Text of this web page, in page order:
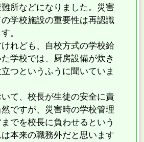
所などになりました。災害
学校施設の重要性は再認識
。
れども、自校方式の学校給
学校では、厨房設備が炊き
つというふうに聞いていま
て、校長が生徒の安全に責
ですが、災害時の学校管理
でを校長に負わせるという
本来の職務外だと思います